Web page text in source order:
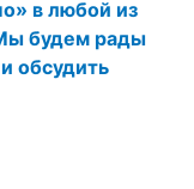
в любой из
будем рады
обсудить